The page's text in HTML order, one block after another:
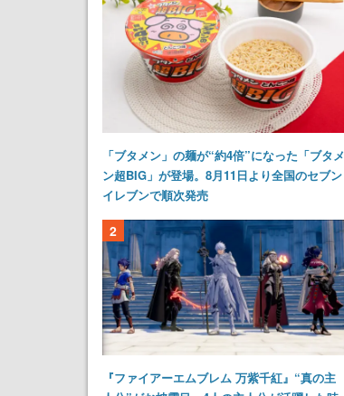
「ブタメン」の麺が“約4倍”になった「ブタメ
ン超BIG」が登場。8月11日より全国のセブン
イレブンで順次発売
2
『ファイアーエムブレム 万紫千紅』“真の主